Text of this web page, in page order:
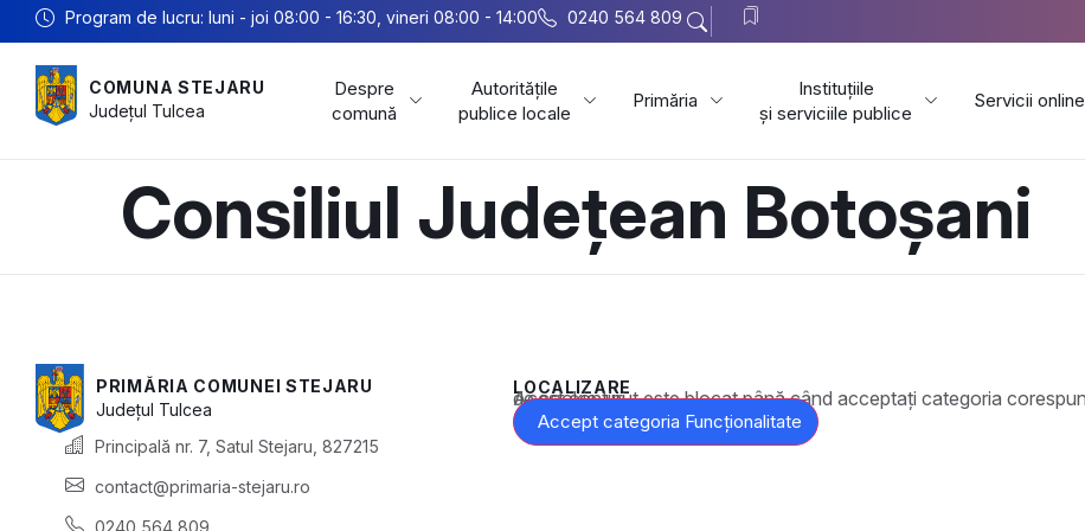
Program de lucru: luni - joi 08:00 - 16:30, vineri 08:00 - 14:00 0240 564 809
COMUNA STEJARU
Județul Tulcea
Despre
comună
Autoritățile
publice locale
Primăria
Instituțiile
și serviciile publice
Servicii online
Consiliul Județean Botoșani
PRIMĂRIA COMUNEI STEJARU
Județul Tulcea
Principală nr. 7, Satul Stejaru, 827215
contact@primaria-stejaru.ro
0240 564 809
LOCALIZARE
Acest conținut este blocat până când acceptați categoria corespunzătoare de cookie-uri.
Accept categoria Funcționalitate